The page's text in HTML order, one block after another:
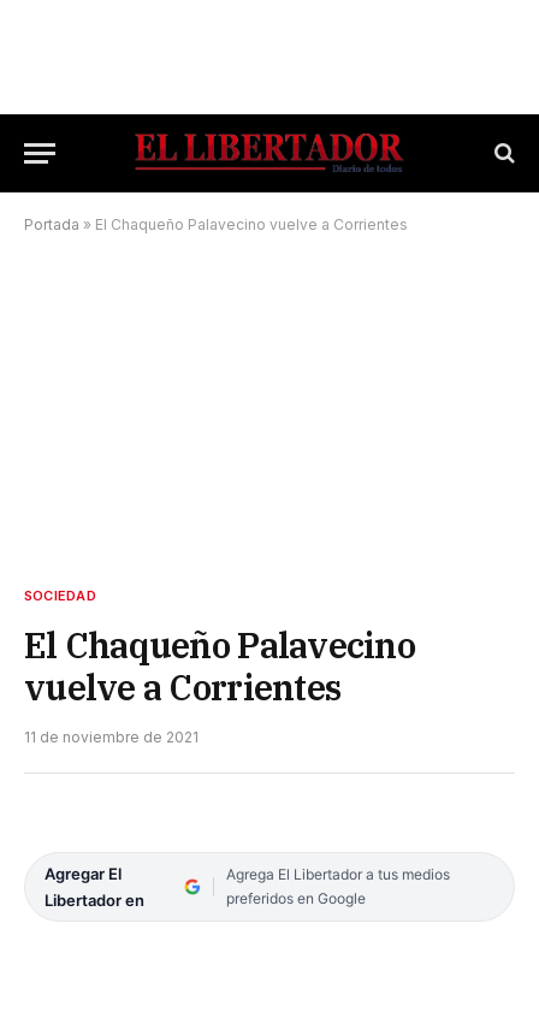
Portada » El Chaqueño Palavecino vuelve a Corrientes
SOCIEDAD
El Chaqueño Palavecino
vuelve a Corrientes
11 de noviembre de 2021
Agregar El
Libertador en
Agrega El Libertador a tus medios
preferidos en Google